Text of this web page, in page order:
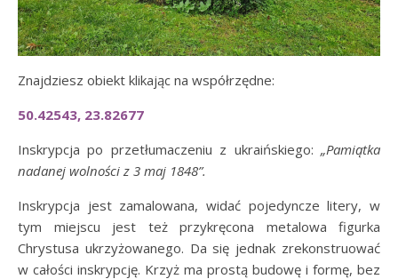
Znajdziesz obiekt klikając na współrzędne:
50.42543, 23.82677
Inskrypcja po przetłumaczeniu z ukraińskiego: „Pamiątka
nadanej wolności z 3 maj 1848”.
Inskrypcja jest zamalowana, widać pojedyncze litery, w
tym miejscu jest też przykręcona metalowa figurka
Chrystusa ukrzyżowanego. Da się jednak zrekonstruować
w całości inskrypcję. Krzyż ma prostą budowę i formę, bez